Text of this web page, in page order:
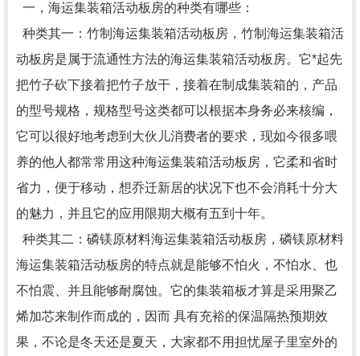
一，海运集装箱活动板房的种类有哪些：
种类其一：竹制海运集装箱活动板房，竹制海运集装箱活
动板房是属于流通性方法的海运集装箱活动板房。它*起先
把竹子砍下接着把竹子放干，接着在制成集装箱的，产品
的型号规格，规格型号这类都可以根据本身务必来核编，
它可以很好地考虑到大伙儿消费者的要求，现如今很多喂
养的他人都常常用这种海运集装箱活动板房，它柔和省时
省力，便于移动，想乔迁新居的状况下也不会消耗十分大
的魅力，并且它的应用限期大概有五到十年。
种类其二：磷镁原材料海运集装箱活动板房，磷镁原材料
海运集装箱活动板房的特点就是能够不怕火，不怕水、也
不怕震、并且能够耐腐蚀。它的集装箱板才算是采用聚乙
烯加芯来制作而成的，因而 具有充裕的保温隔热预期效
果，不论是冬天还是夏天，大家都不用担忧屋子里室外的